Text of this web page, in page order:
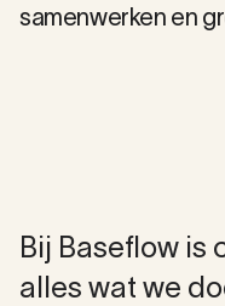
samenwerken en
Bij Baseflow is
alles wat we